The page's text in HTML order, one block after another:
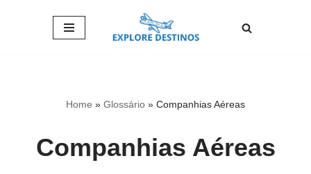
Home » Glossário » Companhias Aéreas
Companhias Aéreas